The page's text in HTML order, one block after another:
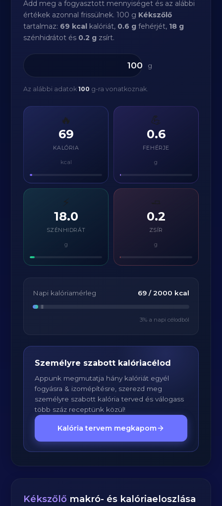
Add meg a fogyasztott mennyiséget és az alábbi
értékek azonnal frissülnek. 100 g Kékszőlő
tartalmaz: 69 kcal kalóriát, 0.6 g fehérjét, 18 g
szénhidrátot és 0.2 g zsírt.
g
Az alábbi adatok100 g-ra vonatkoznak.
🔥
69
KALÓRIA
kcal
💪
0.6
FEHÉRJE
g
⚡
18.0
SZÉNHIDRÁT
g
0.2
ZSÍR
g
Napi kalóriamérleg 69/ 2000 kcal
3% a napi célodból
Személyre szabott kalóriacélod
Appunk megmutatja hány kalóriát egyél
fogyásra & izomépítésre, szerezd meg
személyre szabott kalória terved és válogass
több száz receptünk közül!
Kalória tervem megkapom
Kékszőlő makró- és kalóriaeloszlása